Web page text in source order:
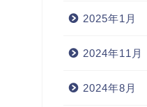
2025年1月
2024年11月
2024年8月